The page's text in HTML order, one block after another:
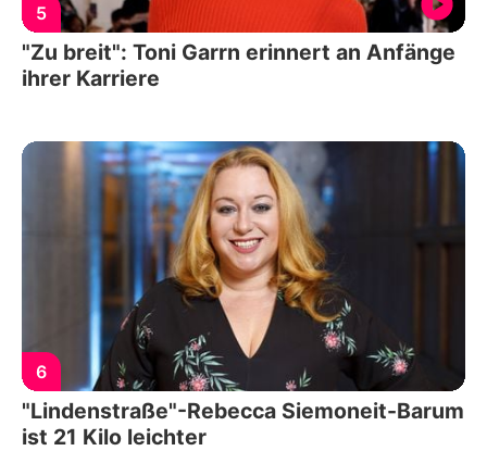
5
"Zu breit": Toni Garrn erinnert an Anfänge
ihrer Karriere
6
"Lindenstraße"-Rebecca Siemoneit-Barum
ist 21 Kilo leichter